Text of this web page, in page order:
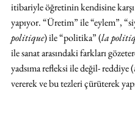
itibariyle öğretinin kendisine
yapıyor. “Üretim” ile “eylem”,
politique) ile “politika” (la
ile sanat arasındaki farkları
yadsıma refleksi ile değil- reddiye (
vererek ve bu tezleri çürüterek